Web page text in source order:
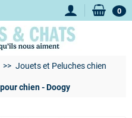
0
Jouets et Peluches chien
chien - Doogy